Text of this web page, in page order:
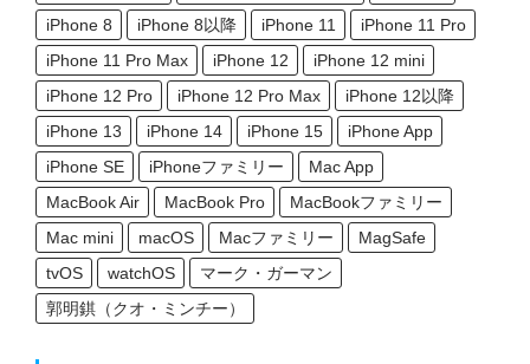
iPhone 8
iPhone 8以降 iPhone 11
iPhone 11 Pro
iPhone 11 Pro Max
iPhone 12
iPhone 12 mini
iPhone 12 Pro
iPhone 12 Pro Max
iPhone 12以降
iPhone 13
iPhone 14 iPhone 15
iPhone App
iPhone SE
iPhoneファミリー
Mac App
MacBook Air
MacBook Pro
MacBookファミリー
Mac mini
macOS Macファミリー
MagSafe
tvOS
watchOS
マーク・ガーマン
郭明錤（クオ・ミンチー）